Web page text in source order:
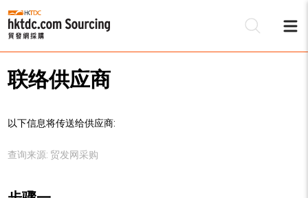
联络供应商
以下信息将传送给供应商:
查询来源: 贸发网采购